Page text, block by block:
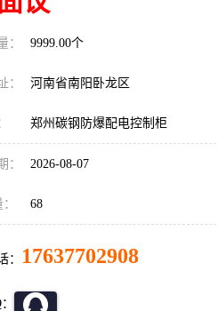
： 9999.00个
： 河南省南阳卧龙区
郑州碳钢防爆配电控制柜
： 2026-08-07
68
： 17637702908